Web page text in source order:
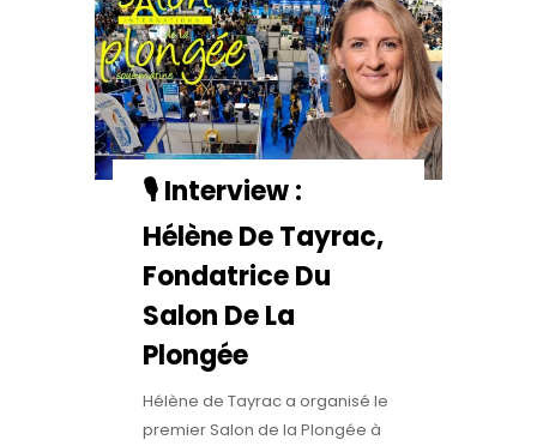
🎙️ Interview :
Hélène De Tayrac,
Fondatrice Du
Salon De La
Plongée
Hélène de Tayrac a organisé le
premier Salon de la Plongée à